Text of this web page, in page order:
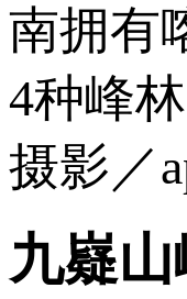
南拥有
4种峰
摄影／
九嶷